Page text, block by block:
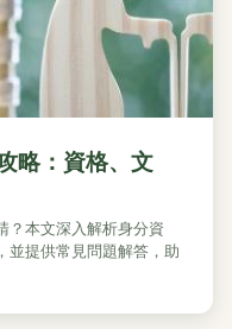
略：資格、文
？本文深入解析身分資
並提供常見問題解答，助